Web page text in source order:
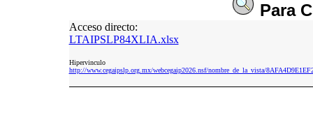
Para
Acceso directo:
LTAIPSLP84XLIA.xlsx
Hipervinculo
http://www.cegaipslp.org.mx/webcegaip2026.nsf/nombre_de_la_vista/